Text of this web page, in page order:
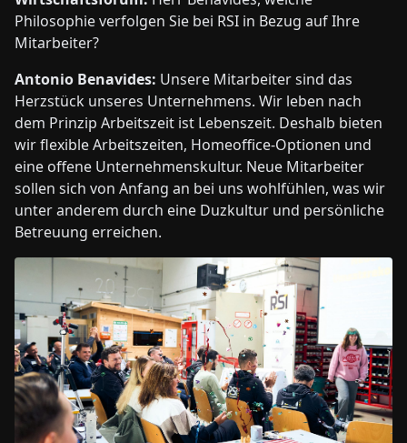
Philosophie verfolgen Sie bei RSI in Bezug auf Ihre
Mitarbeiter?
Antonio Benavides: Unsere Mitarbeiter sind das
Herzstück unseres Unternehmens. Wir leben nach
dem Prinzip Arbeitszeit ist Lebenszeit. Deshalb bieten
wir flexible Arbeitszeiten, Homeoffice-Optionen und
eine offene Unternehmenskultur. Neue Mitarbeiter
sollen sich von Anfang an bei uns wohlfühlen, was wir
unter anderem durch eine Duzkultur und persönliche
Betreuung erreichen.